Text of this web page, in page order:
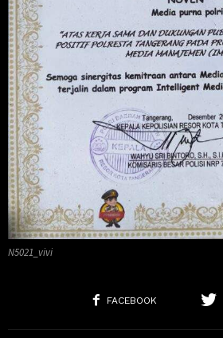
N5021_vivi
FACEBOOK